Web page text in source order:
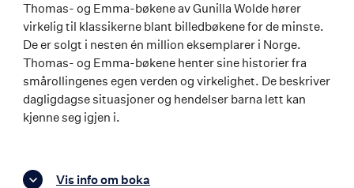
Thomas- og Emma-bøkene av Gunilla Wolde hører
virkelig til klassikerne blant billedbøkene for de minste.
De er solgt i nesten én million eksemplarer i Norge.
Thomas- og Emma-bøkene henter sine historier fra
smårollingenes egen verden og virkelighet. De beskriver
dagligdagse situasjoner og hendelser barna lett kan
kjenne seg igjen i.
Vis info om boka